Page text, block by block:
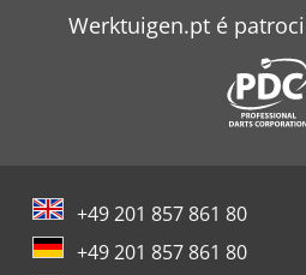
Werktuigen.pt é
+49 201 857 861 80
+49 201 857 861 80